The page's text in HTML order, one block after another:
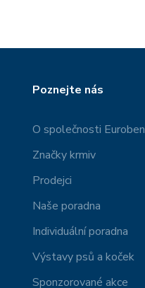
Poznejte nás
O společnosti Euroben
Značky krmiv
Prodejci
Naše poradna
Individuální poradna
Výstavy psů a koček
Sponzorované akce